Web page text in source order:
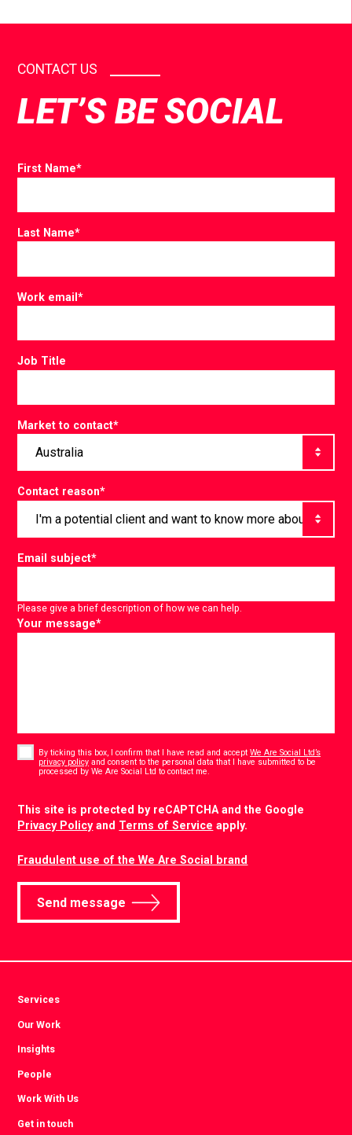
CONTACT US
LET’S BE SOCIAL
First Name*
Last Name*
Work email*
Job Title
Market to contact*
Contact reason*
Email subject*
Please give a brief description of how we can help.
Your message*
By ticking this box, I confirm that I have read and acceptWe Are Social Ltd’s
privacy policy and consent to the personal data that I have submitted to be
processed by We Are Social Ltd to contact me.
This site is protected by reCAPTCHA and the Google
Privacy Policyand Terms of Service apply.
Fraudulent use of the We Are Social brand
Send message
Services
Our Work
Insights
People
Work With Us
Get in touch